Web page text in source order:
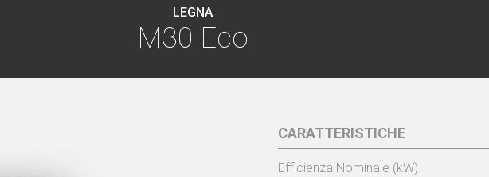
LEGNA
M30 Eco
CARATTERISTICHE
Efficienza Nominale (kW)